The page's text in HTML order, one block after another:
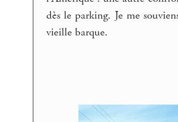
dès le parking. Je me
vieille barque.